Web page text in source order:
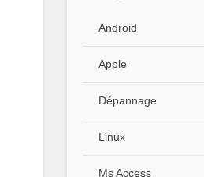
Android
Apple
Dépannage
Linux
Ms Access